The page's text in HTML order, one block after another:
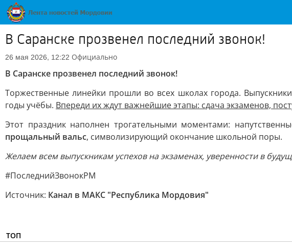
В Саранске прозвенел последний звонок!
26 мая 2026, 12:22 Официально
В Саранске прозвенел последний звонок!
Торжественные линейки прошли во всех школах города.
годы учёбы. Впереди их ждут важнейшие этапы: сдача экзаменов,
Этот праздник наполнен трогательными моментами:
прощальный вальс, символизирующий окончание школьной поры.
Желаем всем выпускникам успехов на экзаменах, уверенности в
#ПоследнийЗвонокРМ
Источник: Канал в МАКС "Республика Мордовия"
ТОП